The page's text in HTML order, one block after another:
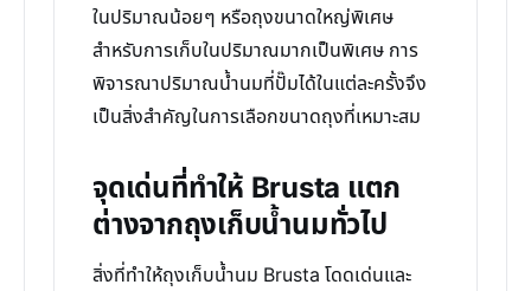
ในปริมาณน้อยๆ หรือถุงขนาดใหญ่พิเศษ
สำหรับการเก็บในปริมาณมากเป็นพิเศษ การ
พิจารณาปริมาณน้ำนมที่ปั๊มได้ในแต่ละครั้งจึง
เป็นสิ่งสำคัญในการเลือกขนาดถุงที่เหมาะสม
จุดเด่นที่ทำให้ Brusta แตก
ต่างจากถุงเก็บน้ำนมทั่วไป
สิ่งที่ทำให้ถุงเก็บน้ำนม Brusta โดดเด่นและ